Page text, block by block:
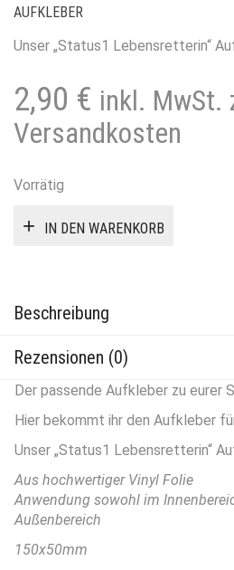
AUFKLEBER
Unser „Status1 Lebensretterin“
2,90 € inkl. MwSt.
Versandkosten
Vorrätig
IN DEN WARENKORB
Beschreibung
Rezensionen (0)
Der passende Aufkleber zu eurer
Hier bekommt ihr den Aufkleber
Unser „Status1 Lebensretterin“
Aus hochwertiger Vinyl Folie
Anwendung sowohl im
Außenbereich
150x50mm